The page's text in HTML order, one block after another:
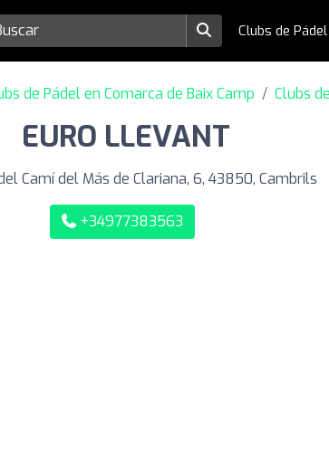
Clubs de
de Pádel en Comarca de Baix Camp Clubs
EURO LLEVANT
Camí del Más de Clariana, 6, 43850, Cambrils
+34977383563